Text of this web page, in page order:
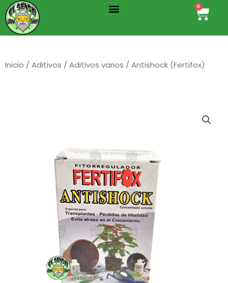
al
contenido
Menu 0
Cart
Inicio / Aditivos / Aditivos varios / Antishock (Fertifox)